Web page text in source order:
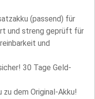
(passend) für
und streng geprüft für
und
30 Tage Geld-
dem Original-Akku!